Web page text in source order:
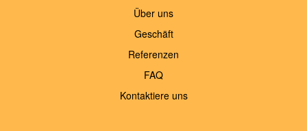
Über uns
Geschäft
Referenzen
FAQ
Kontaktiere uns